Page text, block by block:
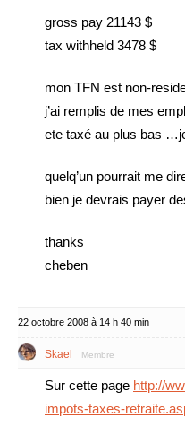
gross pay 21143 $
tax withheld 3478 $
mon TFN est non-
j’ai remplis de mes
ete taxé au plus bas
quelq’un pourrait me
bien je devrais payer
thanks
cheben
22 octobre 2008 à 14 h 40 min
Skael Membre
Sur cette page http://
impots-taxes-